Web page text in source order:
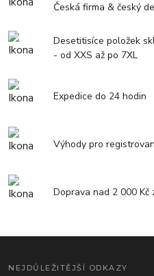
Česká firma & český
Desetitisíce položek
- od XXS až po 7XL
Expedice do 24 hodin
Výhody pro
Doprava nad 2 000 Kč
NEJDŮLEŽITĚJŠÍ ODKAZY